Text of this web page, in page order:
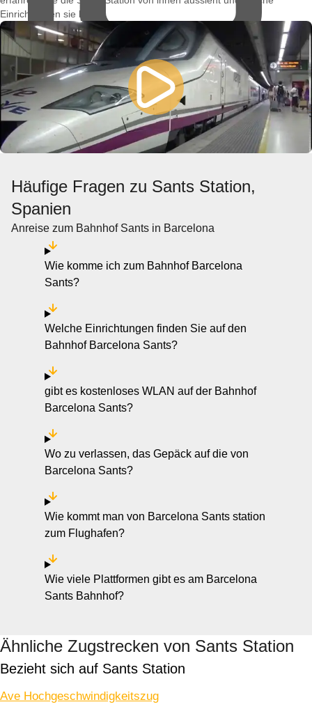
Einrichtungen sie bietet.
Häufige Fragen zu Sants Station,
Spanien
Anreise zum Bahnhof Sants in Barcelona
Wie komme ich zum Bahnhof Barcelona
Sants?
Welche Einrichtungen finden Sie auf den
Bahnhof Barcelona Sants?
gibt es kostenloses WLAN auf der Bahnhof
Barcelona Sants?
Wo zu verlassen, das Gepäck auf die von
Barcelona Sants?
Wie kommt man von Barcelona Sants station
zum Flughafen?
Wie viele Plattformen gibt es am Barcelona
Sants Bahnhof?
Ähnliche Zugstrecken von Sants Station
Bezieht sich auf Sants Station
Ave Hochgeschwindigkeitszug